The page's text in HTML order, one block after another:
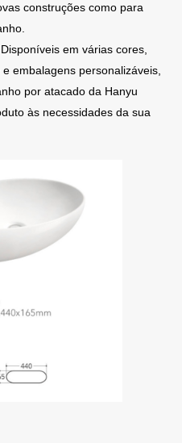
construções como para
Disponíveis em várias cores,
embalagens personalizáveis,
por atacado da Hanyu
às necessidades da sua